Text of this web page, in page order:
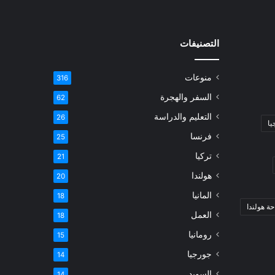
هولندا
التصنيفات
منوعات 316
السفر والهجرة 62
التعليم والدراسة 26
فرنسا 25
تركيا 21
هولندا 20
المانيا 18
العمل 18
رومانيا 15
جورجيا 14